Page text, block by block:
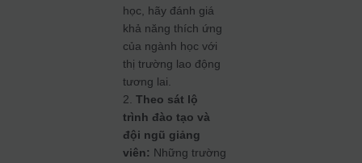
học, hãy đánh giá
khả năng thích ứng
của ngành học với
thị trường lao động
tương lai.
2.Theo sát lộ
trình đào tạo và
đội ngũ giảng
viên: Những trường